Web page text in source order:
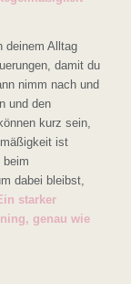
deinem Alltag
damit du
nimm nach und
und den
kurz sein,
ist
dabei bleibst,
starker
genau wie